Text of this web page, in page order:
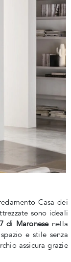
Casa dei
sono ideali
di Maronesenella
e stile senza
assicura grazie